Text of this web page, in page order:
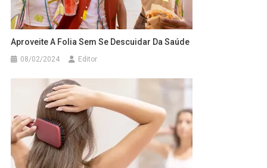
Aproveite A Folia Sem Se Descuidar Da Saúde
08/02/2024 Editor